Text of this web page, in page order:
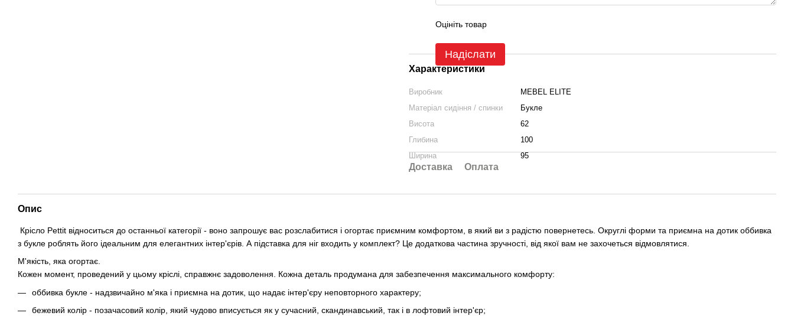
Оцініть товар
Надіслати
Характеристики
Виробник
MEBEL ELITE
Матеріал сидіння / спинки
Букле
Висота
62
Глибина
100
Ширина
95
Доставка Оплата
Опис
Крісло Pettit відноситься до останньої категорії - воно запрошує вас розслабитися і огортає приємним комфортом, в який ви з радістю повернетесь. Округлі форми та приємна на дотик оббивка
з букле роблять його ідеальним для елегантних інтер'єрів. А підставка для ніг входить у комплект? Це додаткова частина зручності, від якої вам не захочеться відмовлятися.
М'якість, яка огортає.
Кожен момент, проведений у цьому кріслі, справжнє задоволення. Кожна деталь продумана для забезпечення максимального комфорту:
оббивка букле - надзвичайно м'яка і приємна на дотик, що надає інтер'єру неповторного характеру;
бежевий колір - позачасовий колір, який чудово вписується як у сучасний, скандинавський, так і в лофтовий інтер'єр;